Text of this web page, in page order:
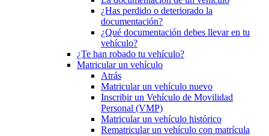
¿Has perdido o deteriorado la
documentación?
¿Qué documentación debes llevar en tu
vehículo?
¿Te han robado tu vehículo?
Matricular un vehículo
Atrás
Matricular un vehículo nuevo
Inscribir un Vehículo de Movilidad
Personal (VMP)
Matricular un vehículo histórico
Rematricular un vehículo con matrícula